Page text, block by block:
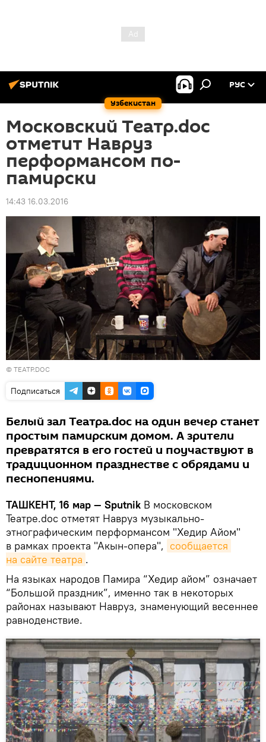
Узбекистан
РУС
Московский Театр.doc
отметит Навруз
перформансом по-
памирски
14:43 16.03.2016
© ТЕАТР.DOC
Подписаться
Белый зал Театра.doc на один вечер станет
простым памирским домом. А зрители
превратятся в его гостей и поучаствуют в
традиционном празднестве с обрядами и
песнопениями.
ТАШКЕНТ, 16 мар — Sputnik В московском
Театре.doc отметят Навруз музыкально-
этнографическим перформансом "Хедир Айом"
в рамках проекта "Акын-опера", сообщается
на сайте театра .
На языках народов Памира “Хедир айом” означает
“Большой праздник”, именно так в некоторых
районах называют Навруз, знаменующий весеннее
равноденствие.